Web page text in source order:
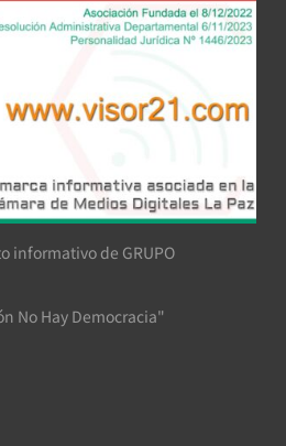
informativo de GRUPO
No Hay Democracia"